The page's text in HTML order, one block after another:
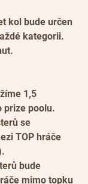
kol bude určen
kategorii.
1,5
prize poolu.
se
TOP hráče
bude
mimo topku